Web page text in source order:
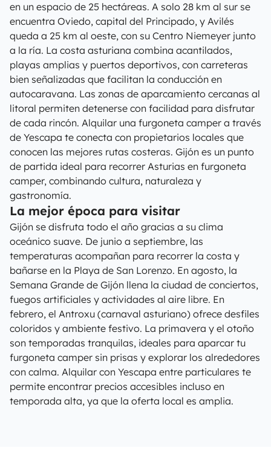
en un espacio de 25 hectáreas. A solo 28 km al sur se
encuentra Oviedo, capital del Principado, y Avilés
queda a 25 km al oeste, con su Centro Niemeyer junto
a la ría. La costa asturiana combina acantilados,
playas amplias y puertos deportivos, con carreteras
bien señalizadas que facilitan la conducción en
autocaravana. Las zonas de aparcamiento cercanas al
litoral permiten detenerse con facilidad para disfrutar
de cada rincón. Alquilar una furgoneta camper a través
de Yescapa te conecta con propietarios locales que
conocen las mejores rutas costeras. Gijón es un punto
de partida ideal para recorrer Asturias en furgoneta
camper, combinando cultura, naturaleza y
gastronomía.
La mejor época para visitar
Gijón se disfruta todo el año gracias a su clima
oceánico suave. De junio a septiembre, las
temperaturas acompañan para recorrer la costa y
bañarse en la Playa de San Lorenzo. En agosto, la
Semana Grande de Gijón llena la ciudad de conciertos,
fuegos artificiales y actividades al aire libre. En
febrero, el Antroxu (carnaval asturiano) ofrece desfiles
coloridos y ambiente festivo. La primavera y el otoño
son temporadas tranquilas, ideales para aparcar tu
furgoneta camper sin prisas y explorar los alrededores
con calma. Alquilar con Yescapa entre particulares te
permite encontrar precios accesibles incluso en
temporada alta, ya que la oferta local es amplia.